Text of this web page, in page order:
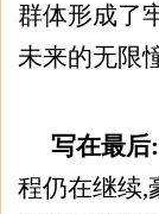
群体形成了
未来的无限
写在最后:
程仍在继续,